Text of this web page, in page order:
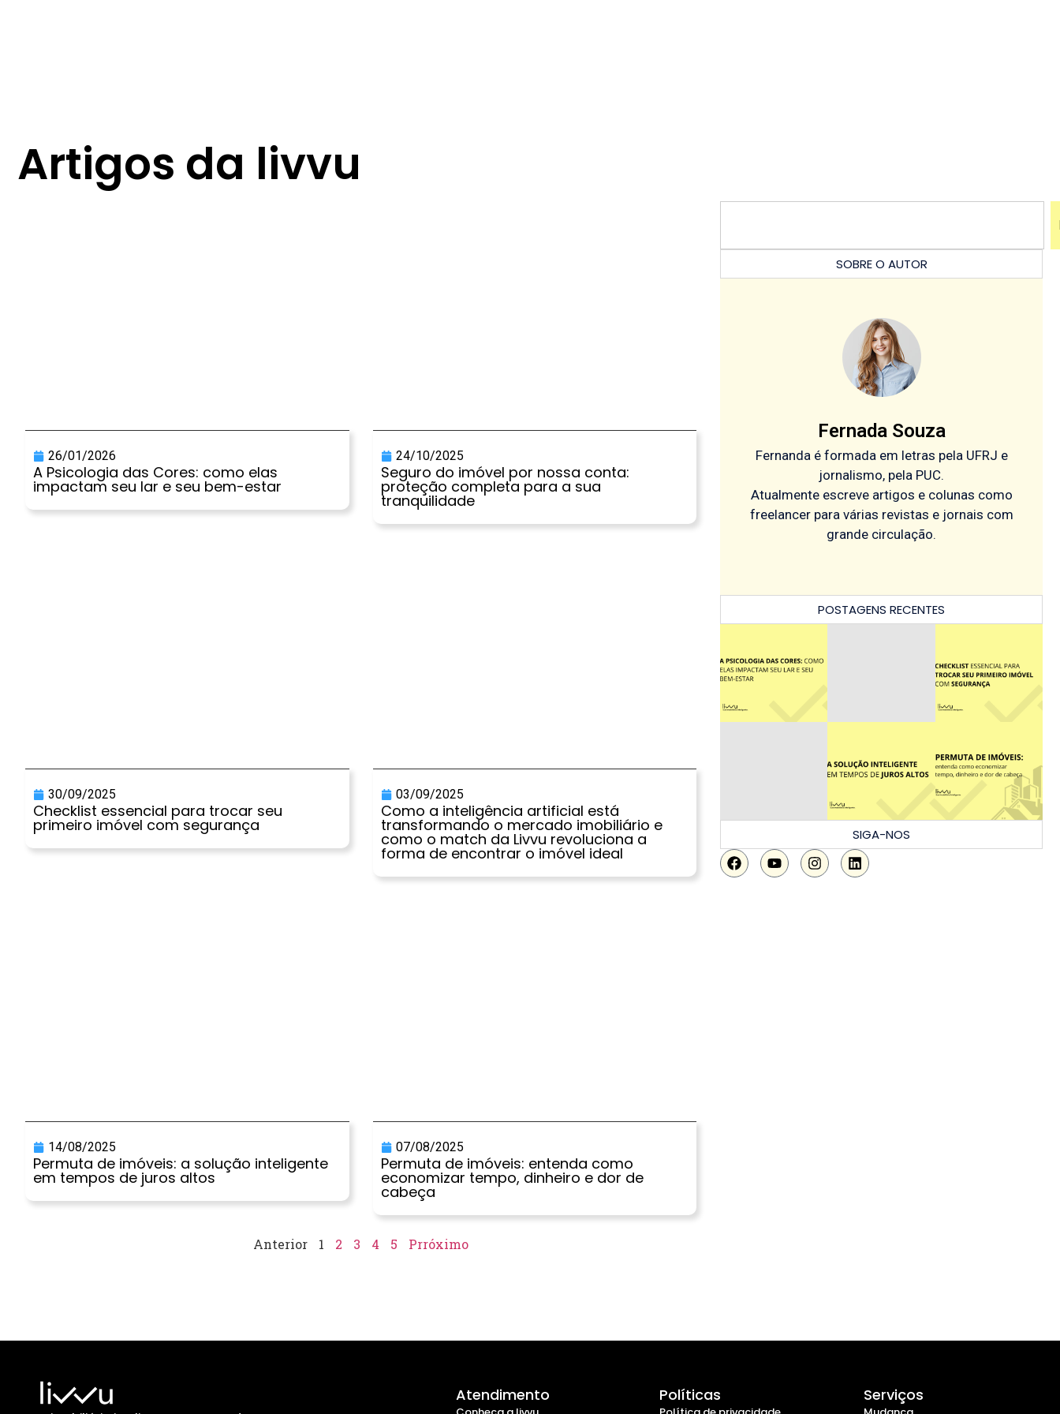
Artigos da livvu
26/01/2026
A Psicologia das Cores: como elas
impactam seu lar e seu bem-estar
24/10/2025
Seguro do imóvel por nossa conta:
proteção completa para a sua
tranquilidade
30/09/2025
Checklist essencial para trocar seu
primeiro imóvel com segurança
03/09/2025
Como a inteligência artificial está
transformando o mercado imobiliário e
como o match da Livvu revoluciona a
forma de encontrar o imóvel ideal
14/08/2025
Permuta de imóveis: a solução inteligente
em tempos de juros altos
07/08/2025
Permuta de imóveis: entenda como
economizar tempo, dinheiro e dor de
cabeça
Anterior 1 2 3 4 5 Prróximo
SOBRE O AUTOR
Fernada Souza
Fernanda é formada em letras pela UFRJ e
jornalismo, pela PUC.
Atualmente escreve artigos e colunas como
freelancer para várias revistas e jornais com
grande circulação.
POSTAGENS RECENTES
SIGA-NOS
Atendimento Políticas Serviços